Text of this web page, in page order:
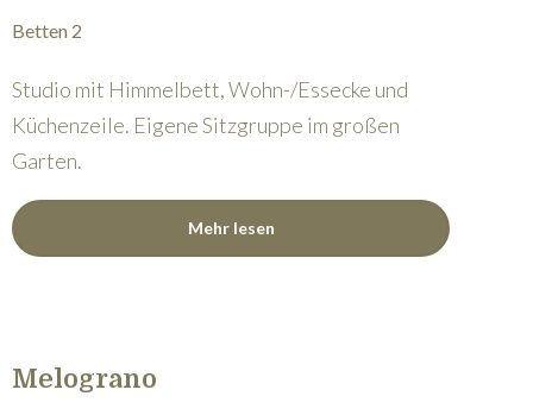
Betten 2
Studio mit Himmelbett, Wohn-/Essecke und
Küchenzeile. Eigene Sitzgruppe im großen
Garten.
Mehr lesen
Melograno